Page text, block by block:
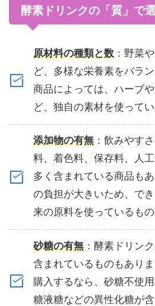
酵素ドリンクの「質」で
原材料の種類と数：野菜
ど、多様な栄養素をバラ
商品によっては、ハーブ
ど、独自の素材を使って
添加物の有無：飲みやす
料、着色料、保存料、人
多く含まれている商品も
の負担が大きいため、で
来の原料を使っているもの
砂糖の有無：酵素ドリン
含まれているものもあり
購入するなら、砂糖不使
糖液糖などの異性化糖が